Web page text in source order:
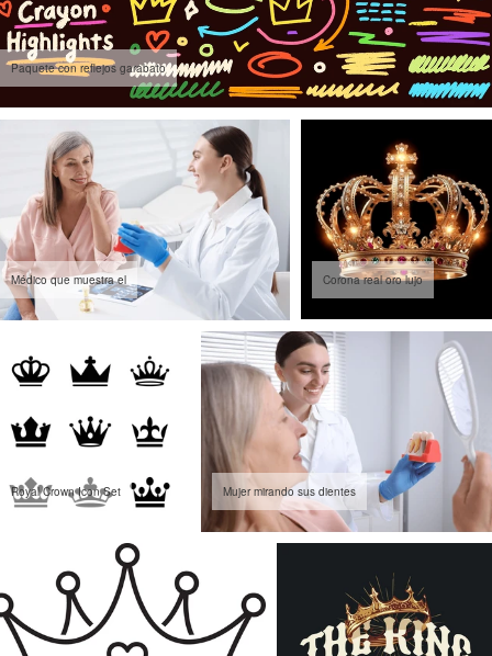
Paquete con reflejos garabato
Médico que muestra el Corona real oro lujo
Royal Crown Icon Set Mujer mirando sus dientes